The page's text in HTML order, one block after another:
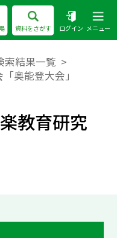
資料をさがす ログイン メニュー
索結果一覧
奥能登大会」
教育研究